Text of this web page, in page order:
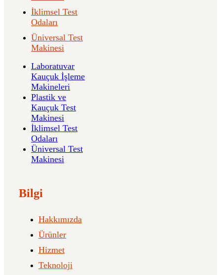
İklimsel Test
Odaları
Üniversal Test
Makinesi
Laboratuvar
Kauçuk İşleme
Makineleri
Plastik ve
Kauçuk Test
Makinesi
İklimsel Test
Odaları
Üniversal Test
Makinesi
Bilgi
Hakkımızda
Ürünler
Hizmet
Teknoloji